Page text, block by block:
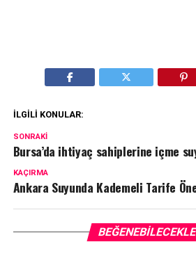
İLGILI KONULAR:
SONRAKI
Bursa’da ihtiyaç sahiplerine içme
KAÇIRMA
Ankara Suyunda Kademeli Tarife